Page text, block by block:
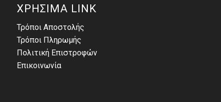
ΧΡΗΣΙΜΑ LINK
Τρόποι Αποστολής
Τρόποι Πληρωμής
Πολιτική Επιστροφών
Επικοινωνία